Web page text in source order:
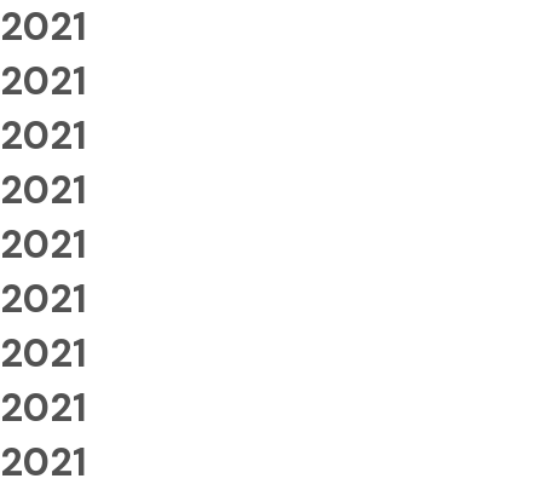
2021
2021
2021
2021
2021
2021
2021
2021
2021